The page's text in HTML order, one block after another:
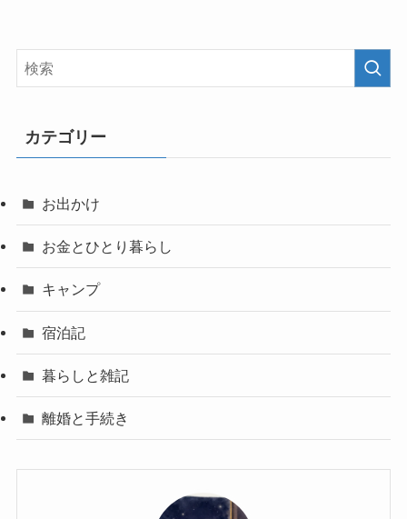
カテゴリー
お出かけ
お金とひとり暮らし
キャンプ
宿泊記
暮らしと雑記
離婚と手続き